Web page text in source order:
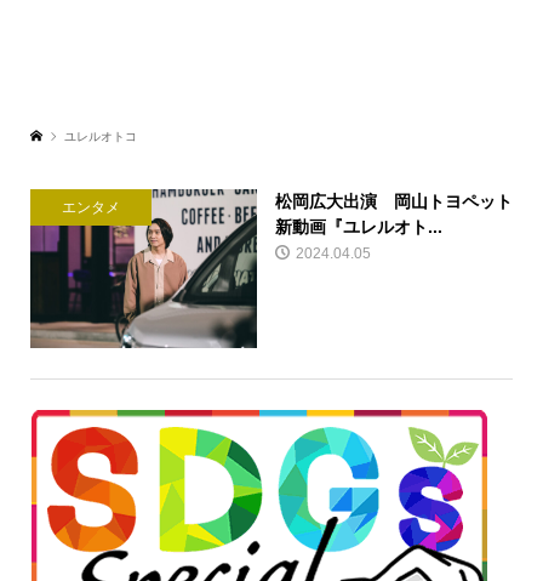
ユレルオトコ
エンタメ
松岡広大出演 岡⼭トヨペット
新動画『ユレルオト...
2024.04.05